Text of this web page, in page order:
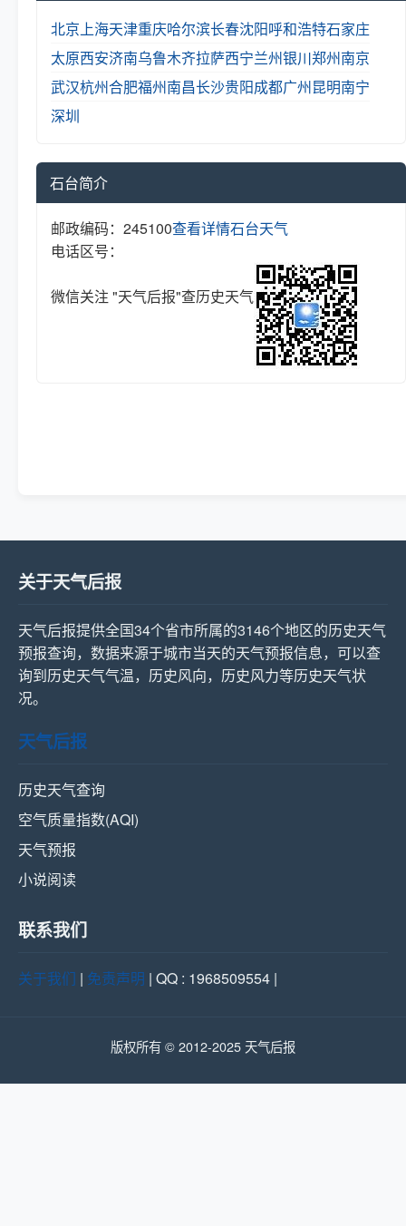
北京 上海天津重庆哈尔滨长春沈阳呼和浩特石家庄
太原西安济南乌鲁木齐拉萨西宁兰州银川郑州南京
武汉杭州合肥福州南昌长沙贵阳成都广州昆明南宁
深圳
石台简介
邮政编码：245100
电话区号：
查看详情石台天气
微信关注 "天气后报"查历史天气
关于天气后报
天气后报提供全国34个省市所属的3146个地区的历史天气
预报查询，数据来源于城市当天的天气预报信息，可以查
询到历史天气气温，历史风向，历史风力等历史天气状
况。
天气后报
历史天气查询
空气质量指数(AQI)
天气预报
小说阅读
联系我们
关于我们 | 免责声明 | QQ : 1968509554 |
版权所有 © 2012-2025 天气后报